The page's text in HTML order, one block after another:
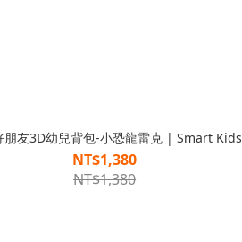
朋友3D幼兒背包-小恐龍雷克 | Smart Kids
NT$1,380
NT$1,380